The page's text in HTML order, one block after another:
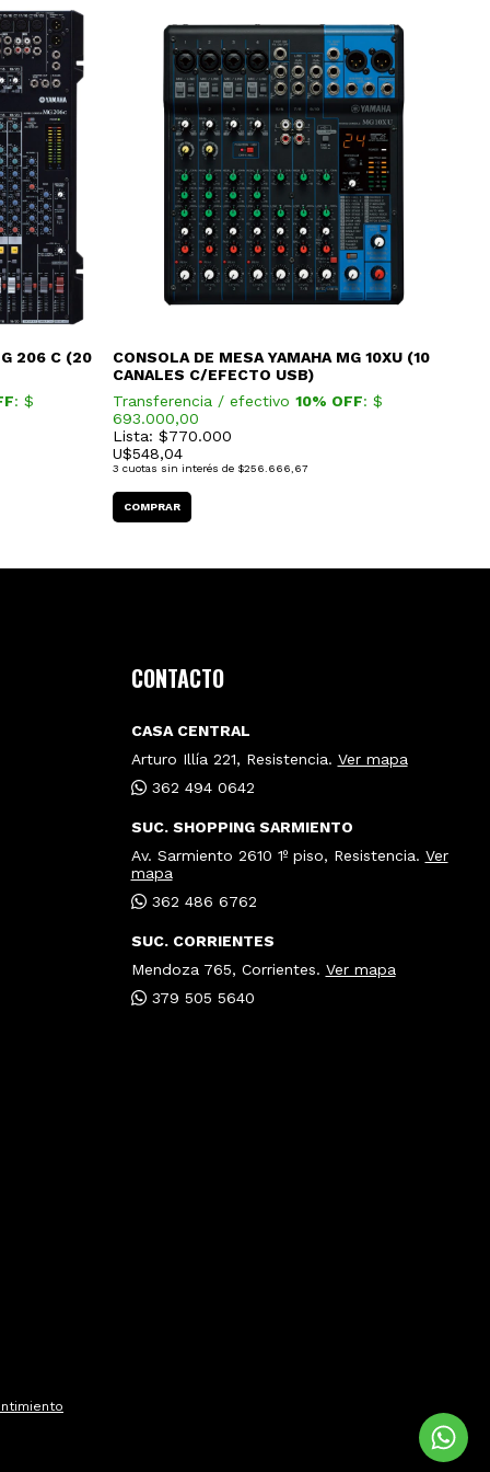
206 C (20
: $
CONSOLA DE MESA YAMAHA MG 10XU (10
CANALES C/EFECTO USB)
Transferencia / efectivo10% OFF: $
693.000,00
Lista: $770.000
U$548,04
3 cuotas sin interés de $256.666,67
CONTACTO
CASA CENTRAL
Arturo Illía 221, Resistencia. Ver mapa
362 494 0642
SUC. SHOPPING SARMIENTO
Av. Sarmiento 2610 1º piso, Resistencia. Ver
mapa
362 486 6762
SUC. CORRIENTES
Mendoza 765, Corrientes. Ver mapa
379 505 5640